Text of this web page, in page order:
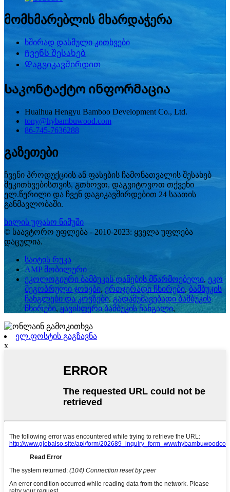
მომხმარებლის მხარდაჭერა
ხშირად დასმული კითხვები
Ჩვენს შესახებ
Დაგვიკავშირდით
Საკონტაქტო ინფორმაცია
Huaihua Hengyu Bamboo Development Co., Ltd.
tony@hybambuwood.com
86-745-7636288
გაზეთები
ჩვენი პროდუქციის ან ფასების ჩამონათვალის შესახებ
შეკითხვებისთვის, გთხოვთ, დაგვიტოვოთ თქვენი
ელ.წერილი და ჩვენ დაგიკავშირდებით 24 საათის
განმავლობაში.
ხილის უფასო ნიმუში
© საავტორო უფლება - 2010-2023: ყველა უფლება
დაცულია.
საიტის რუკა
AMP მობილური
ეკოლოგიური ბამბუკის დანების მწარმოებელი, ეკო
მეგობრული ჯოხები, ერთჯერადი ჩხირები, ბამბუკის
ჩანგლები და კოვზები,გადამუშავებადი ბამბუკის
ჩხირები, ყავისფერი ბამბუკის ჩანგალი,
ელ.ფოსტის გაგზავნა
x